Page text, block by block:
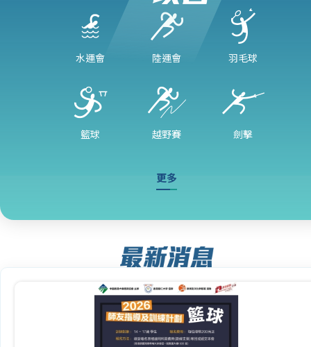
水運會 陸運會 羽毛球
籃球 越野賽 劍擊
更多